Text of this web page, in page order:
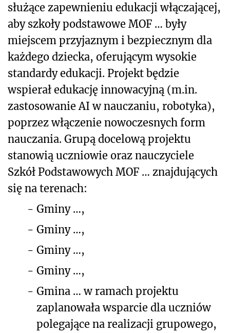
służące zapewnieniu edukacji włączającej,
aby szkoły podstawowe MOF … były
miejscem przyjaznym i bezpiecznym dla
każdego dziecka, oferującym wysokie
standardy edukacji. Projekt będzie
wspierał edukację innowacyjną (m.in.
zastosowanie AI w nauczaniu, robotyka),
poprzez włączenie nowoczesnych form
nauczania. Grupą docelową projektu
stanowią uczniowie oraz nauczyciele
Szkół Podstawowych MOF … znajdujących
się na terenach:
- Gminy …,
- Gminy …,
- Gminy …,
- Gminy …,
- Gmina … w ramach projektu
zaplanowała wsparcie dla uczniów
polegające na realizacji grupowego,